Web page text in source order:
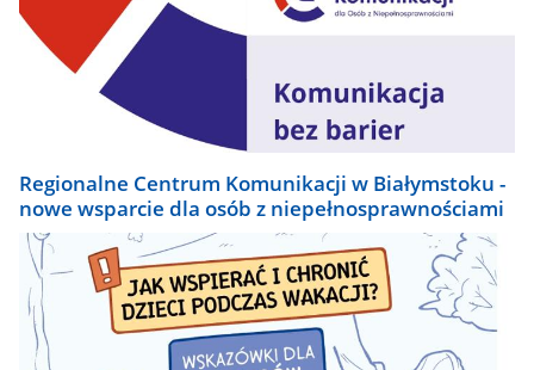
Regionalne Centrum Komunikacji w Białymstoku -
nowe wsparcie dla osób z niepełnosprawnościami